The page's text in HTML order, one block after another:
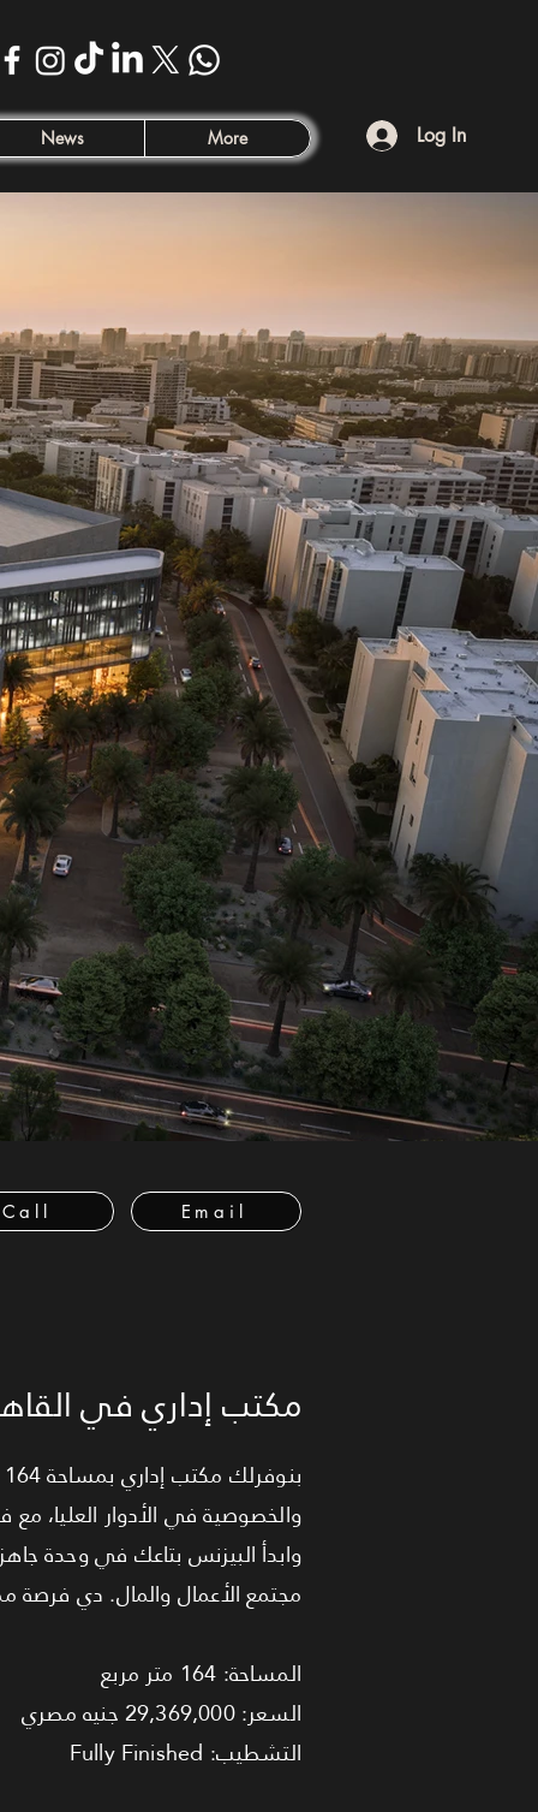
News More Log In
Call Email
مكتب إداري في
وابدأ البيزنس بتاعك في وحدة
مجتمع الأعمال والمال. دي
المساحة: 164 متر مربع
السعر: 29,369,000 جنيه مصري
التشطيب: Fully Finished